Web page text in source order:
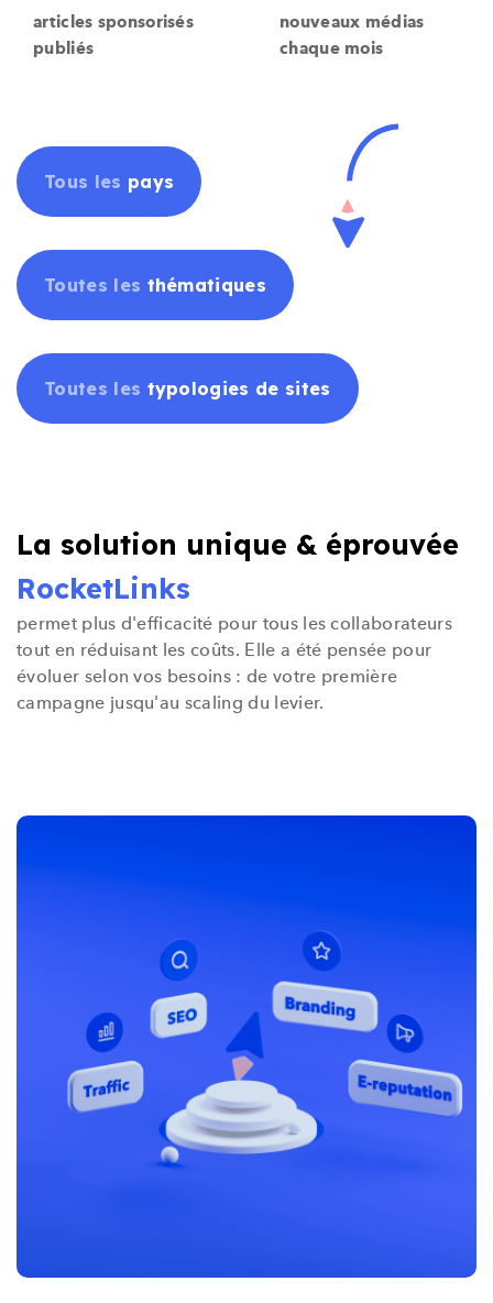
articles sponsorisés
publiés
nouveaux médias
chaque mois
Tous les pays
Toutes les thématiques
Toutes les typologies de sites
La solution unique & éprouvée
RocketLinks
permet plus d'efficacité pour tous les collaborateurs
tout en réduisant les coûts. Elle a été pensée pour
évoluer selon vos besoins : de votre première
campagne jusqu'au scaling du levier.